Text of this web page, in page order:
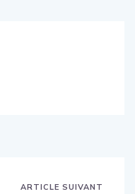
ARTICLE SUIVANT